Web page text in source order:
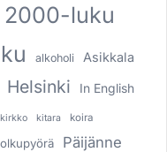
2000-luku
alkoholi Asikkala
Helsinki In English
kirkko kitara koira
Päijänne